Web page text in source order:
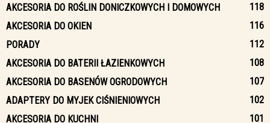
AKCESORIA DO ROŚLIN DONICZKOWYCH I DOMOWYCH
118
AKCESORIA DO OKIEN
116
PORADY
112
AKCESORIA DO BATERII ŁAZIENKOWYCH
108
AKCESORIA DO BASENÓW OGRODOWYCH
107
ADAPTERY DO MYJEK CIŚNIENIOWYCH
102
AKCESORIA DO KUCHNI
101